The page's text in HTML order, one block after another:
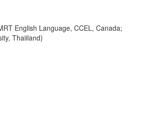
English Language, CCEL, Canada;
Thaiiland)